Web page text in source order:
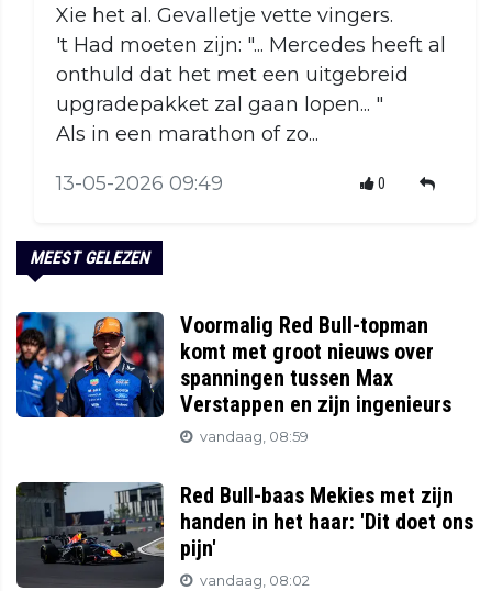
Xie het al. Gevalletje vette vingers.
't Had moeten zijn: "... Mercedes heeft al
onthuld dat het met een uitgebreid
upgradepakket zal gaan lopen... "
Als in een marathon of zo...
13-05-2026 09:49 0
MEEST GELEZEN
Voormalig Red Bull-topman
komt met groot nieuws over
spanningen tussen Max
Verstappen en zijn ingenieurs
vandaag, 08:59
Red Bull-baas Mekies met zijn
handen in het haar: 'Dit doet ons
pijn'
vandaag, 08:02